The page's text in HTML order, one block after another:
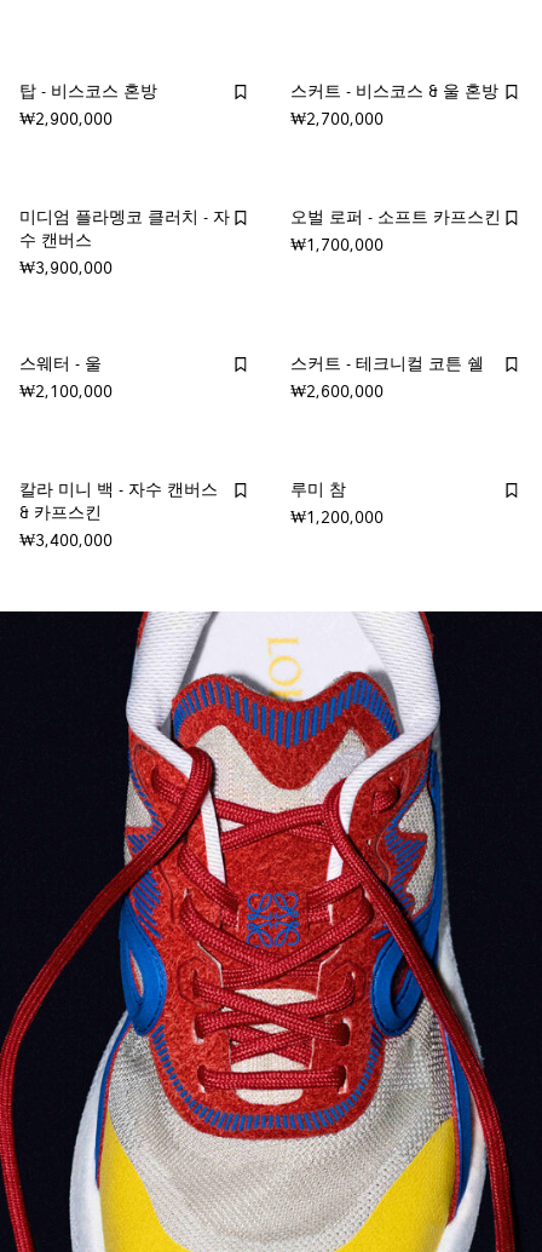
탑 - 비스코스 혼방
₩2,900,000
스커트 - 비스코스 & 울 혼방
₩2,700,000
미디엄 플라멩코 클러치 - 자
수 캔버스
₩3,900,000
오벌 로퍼 - 소프트 카프스킨
₩1,700,000
스웨터 - 울
₩2,100,000
스커트 - 테크니컬 코튼 쉘
₩2,600,000
칼라 미니 백 - 자수 캔버스
& 카프스킨
₩3,400,000
루미 참
₩1,200,000